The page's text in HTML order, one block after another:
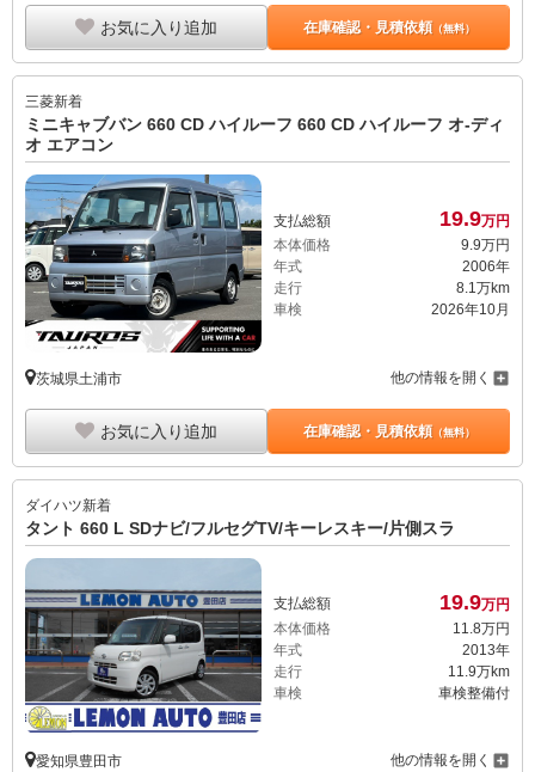
お気に入り追加 在庫確認・見積依頼（無料）
三菱新着
ミニキャブバン 660 CD ハイルーフ 660 CD ハイルーフ オ-ディ
オ エアコン
支払総額 19.9万円
本体価格
9.9万円
年式
2006年
走行
8.1万km
車検
2026年10月
茨城県土浦市 他の情報を開く
お気に入り追加 在庫確認・見積依頼（無料）
ダイハツ新着
タント 660 L SDナビ/フルセグTV/キーレスキー/片側スラ
支払総額 19.9万円
本体価格
11. 8万円
年式
2013年
走行
11.9万km
車検
車検整備付
愛知県豊田市 他の情報を開く